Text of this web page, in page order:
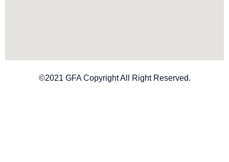
©2021 GFA Copyright All Right Reserved.